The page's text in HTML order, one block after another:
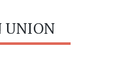
UNION